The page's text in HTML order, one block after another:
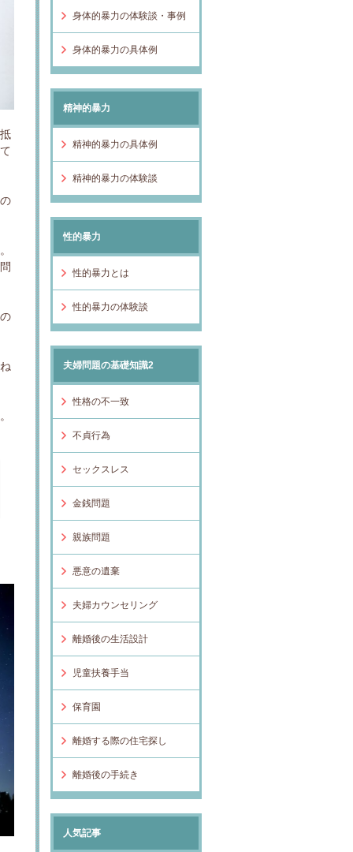
身体的暴力の体験談・事例
身体的暴力の具体例
精神的暴力
精神的暴力の具体例
精神的暴力の体験談
性的暴力
性的暴力とは
性的暴力の体験談
夫婦問題の基礎知識2
性格の不一致
不貞行為
セックスレス
金銭問題
親族問題
悪意の遺棄
夫婦カウンセリング
離婚後の生活設計
児童扶養手当
保育園
離婚する際の住宅探し
離婚後の手続き
人気記事